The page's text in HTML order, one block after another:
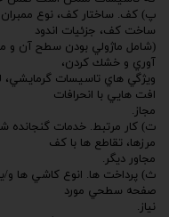
پ) كف. ساختار كف، نوع ممبران
ساخت كف، جزئيات اندود
(شامل ماژولي بودن سطح آن و
آوري و خشك كردن،
ويژگي هاي تاسيسات
افت هايي با انحرافات
مجاز.
ت) كار مرتبط. خدمات گنجانده
مرزها، تقاطع ها با كف
مجاور ديگر.
ث) پرداخت ها. انوع كاشي ها و/يا
صفحه سطحي مورد
نياز.